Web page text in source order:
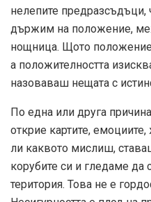
нелепите предразсъдъци,
държим на положение,
нощница. Щото
а положителността
назоваваш нещата с
По една или друга
открие картите,
ли каквото мислиш,
корубите си и гледаме да
територия. Това не е